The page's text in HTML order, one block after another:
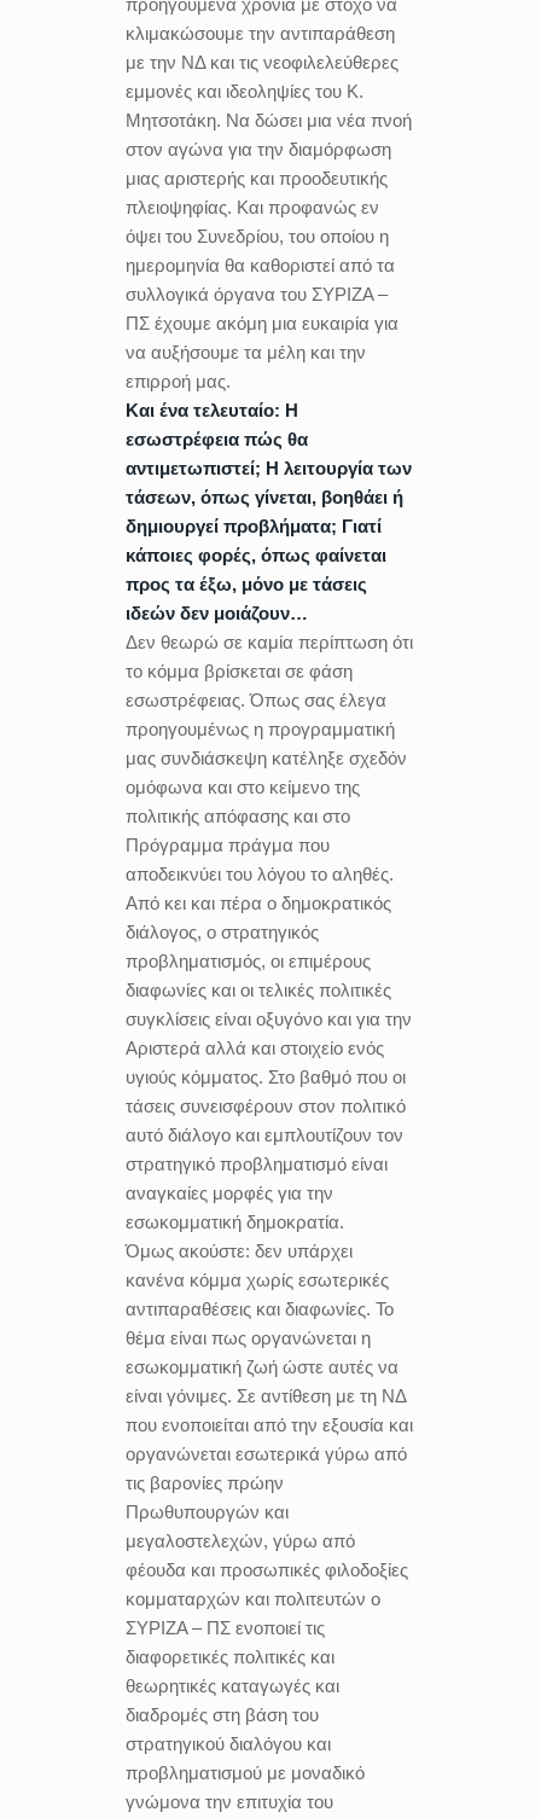
κλιμακώσουμε την αντιπαράθεση
με την ΝΔ και τις νεοφιλελεύθερες
εμμονές και ιδεοληψίες του Κ.
Μητσοτάκη. Να δώσει μια νέα πνοή
στον αγώνα για την διαμόρφωση
μιας αριστερής και προοδευτικής
πλειοψηφίας. Και προφανώς εν
όψει του Συνεδρίου, του οποίου η
ημερομηνία θα καθοριστεί από τα
συλλογικά όργανα του ΣΥΡΙΖΑ –
ΠΣ έχουμε ακόμη μια ευκαιρία για
να αυξήσουμε τα μέλη και την
επιρροή μας.
Και ένα τελευταίο: Η
εσωστρέφεια πώς θα
αντιμετωπιστεί; Η λειτουργία των
τάσεων, όπως γίνεται, βοηθάει ή
δημιουργεί προβλήματα; Γιατί
κάποιες φορές, όπως φαίνεται
προς τα έξω, μόνο με τάσεις
ιδεών δεν μοιάζουν…
Δεν θεωρώ σε καμία περίπτωση ότι
το κόμμα βρίσκεται σε φάση
εσωστρέφειας. Όπως σας έλεγα
προηγουμένως η προγραμματική
μας συνδιάσκεψη κατέληξε σχεδόν
ομόφωνα και στο κείμενο της
πολιτικής απόφασης και στο
Πρόγραμμα πράγμα που
αποδεικνύει του λόγου το αληθές.
Από κει και πέρα ο δημοκρατικός
διάλογος, ο στρατηγικός
προβληματισμός, οι επιμέρους
διαφωνίες και οι τελικές πολιτικές
συγκλίσεις είναι οξυγόνο και για την
Αριστερά αλλά και στοιχείο ενός
υγιούς κόμματος. Στο βαθμό που οι
τάσεις συνεισφέρουν στον πολιτικό
αυτό διάλογο και εμπλουτίζουν τον
στρατηγικό προβληματισμό είναι
αναγκαίες μορφές για την
εσωκομματική δημοκρατία.
Όμως ακούστε: δεν υπάρχει
κανένα κόμμα χωρίς εσωτερικές
αντιπαραθέσεις και διαφωνίες. Το
θέμα είναι πως οργανώνεται η
εσωκομματική ζωή ώστε αυτές να
είναι γόνιμες. Σε αντίθεση με τη ΝΔ
που ενοποιείται από την εξουσία και
οργανώνεται εσωτερικά γύρω από
τις βαρονίες πρώην
Πρωθυπουργών και
μεγαλοστελεχών, γύρω από
φέουδα και προσωπικές φιλοδοξίες
κομματαρχών και πολιτευτών ο
ΣΥΡΙΖΑ – ΠΣ ενοποιεί τις
διαφορετικές πολιτικές και
θεωρητικές καταγωγές και
διαδρομές στη βάση του
στρατηγικού διαλόγου και
προβληματισμού με μοναδικό
γνώμονα την επιτυχία του